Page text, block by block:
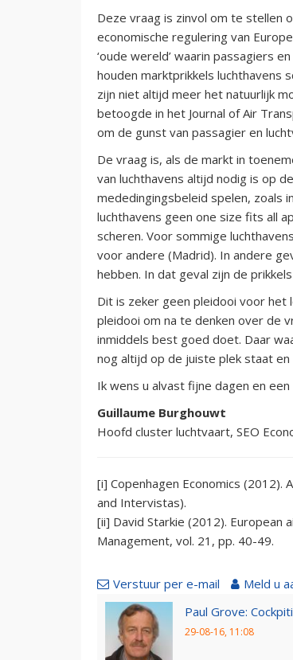
Deze vraag is zinvol om te stellen
economische regulering van
‘oude wereld’ waarin passagiers
houden marktprikkels luchthavens
zijn niet altijd meer het natuurlijk
betoogde in het Journal of Air
om de gunst van passagier en
De vraag is, als de markt in
van luchthavens altijd nodig is op
mededingingsbeleid spelen, zoals
luchthavens geen one size fits all
scheren. Voor sommige
voor andere (Madrid). In andere
hebben. In dat geval zijn de
Dit is zeker geen pleidooi voor het
pleidooi om na te denken over de
inmiddels best goed doet. Daar
nog altijd op de juiste plek staat
Ik wens u alvast fijne dagen en
Guillaume Burghouwt
Hoofd cluster luchtvaart, SEO
[i] Copenhagen Economics (2012).
and Intervistas).
[ii] David Starkie (2012). European
Management, vol. 21, pp. 40-49.
Verstuur per e-mail Meld u
Paul Grove:
29-08-16, 11:08